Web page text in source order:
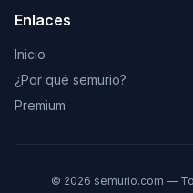
Enlaces
Inicio
¿Por qué semurio?
Premium
© 2026 semurio.com —